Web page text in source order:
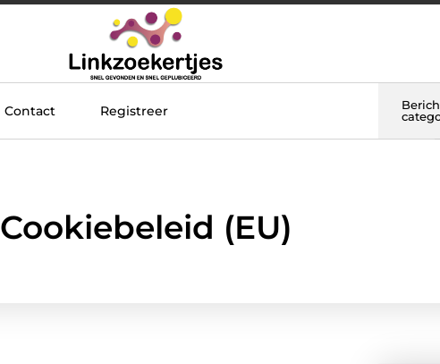
Contact Registreer
Cookiebeleid (EU)